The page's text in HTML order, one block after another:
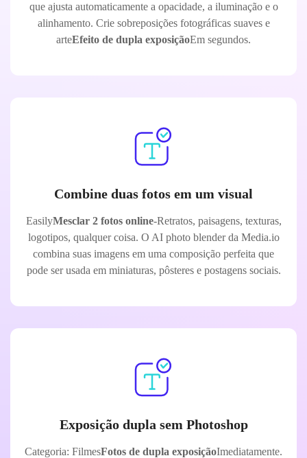
que ajusta automaticamente a opacidade, a iluminação e o
alinhamento. Crie sobreposições fotográficas suaves e
arteEfeito de dupla exposiçãoEm segundos.
Combine duas fotos em um visual
EasilyMesclar 2 fotos online-Retratos, paisagens, texturas,
logotipos, qualquer coisa. O AI photo blender da Media.io
combina suas imagens em uma composição perfeita que
pode ser usada em miniaturas, pôsteres e postagens sociais.
Exposição dupla sem Photoshop
Categoria: FilmesFotos de dupla exposiçãoImediatamente.